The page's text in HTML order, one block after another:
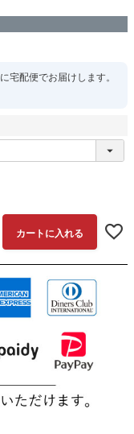
に宅配便でお届けします。
カートに入れる